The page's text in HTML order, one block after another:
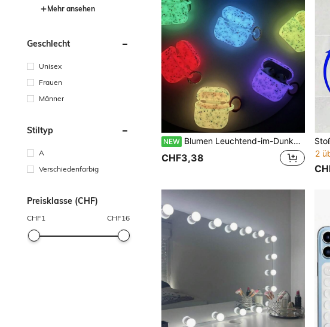
Mehr ansehen
Geschlecht
Unisex
Frauen
Männer
Stiltyp
A
Verschiedenfarbig
Preisklasse (CHF)
CHF1 CHF16
NEW Blumen Leuchtend-im-Dunkeln Dicke Silikon Weiche Hülle für AirPods, Schützende Abdeckung für AirPods Pro Neue 1/2/3/4 Generation
CHF3,38
2